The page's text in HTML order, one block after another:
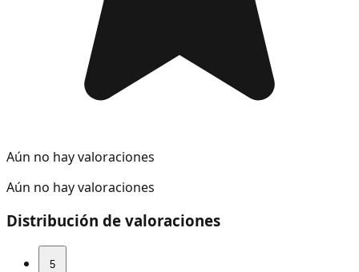
Aún no hay valoraciones
Aún no hay valoraciones
Distribución de valoraciones
5